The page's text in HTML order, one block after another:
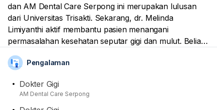
dan AM Dental Care Serpong ini merupakan lulusan
dari Universitas Trisakti. Sekarang, dr. Melinda
Limiyanthi aktif membantu pasien menangani
permasalahan kesehatan seputar gigi dan mulut. Beliau
dapat memberikan layanan dari pemeriksaan hingga
tindakan.
Terakhir, dokter yang terdaftar sebagai anggota aktif
dari organisasi kesehatan Persatuan Dokter Gigi
Pengalaman
Dokter Gigi
AM Dental Care Serpong